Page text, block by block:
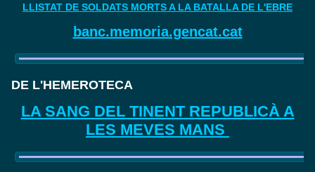
LLISTAT DE SOLDATS MORTS A LA BATALLA DE L'EBRE
banc.memoria.gencat.cat
DE L'HEMEROTECA
LA SANG DEL TINENT REPUBLICÀ A
LES MEVES MANS